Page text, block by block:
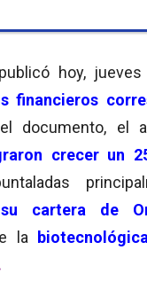
publicó hoy,
financieros
documento, el
crecer un
cartera de
la